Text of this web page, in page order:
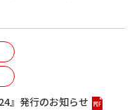
』発行のお知らせ